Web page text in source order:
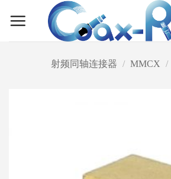
射频同轴连接器 / MMCX /